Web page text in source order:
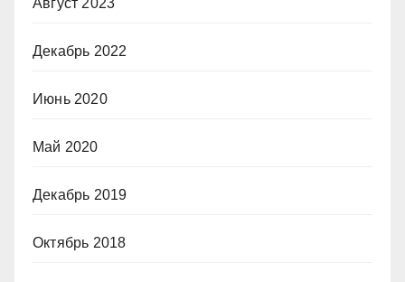
Декабрь 2022
Июнь 2020
Май 2020
Декабрь 2019
Октябрь 2018